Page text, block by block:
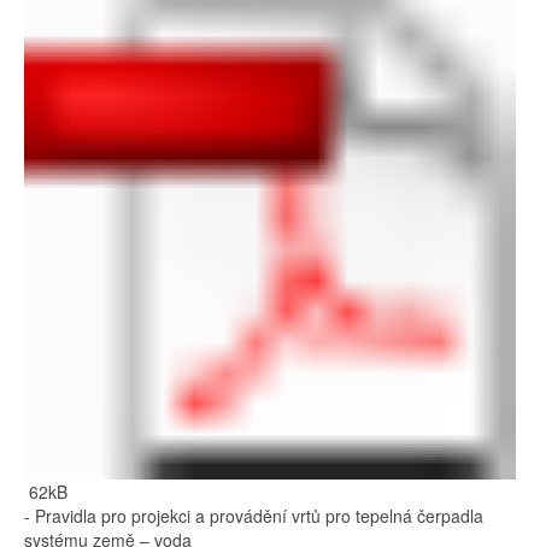
62kB
- Pravidla pro projekci a provádění vrtů pro tepelná čerpadla
systému země – voda